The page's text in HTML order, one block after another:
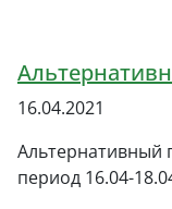
16.04.2021
Альтернативный
период 16.04-